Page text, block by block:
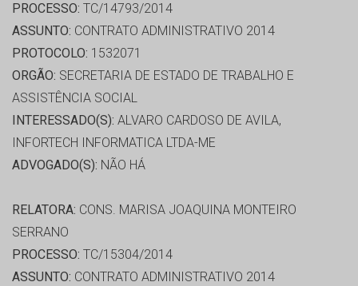
PROCESSO: TC/14793/2014
ASSUNTO: CONTRATO ADMINISTRATIVO 2014
PROTOCOLO: 1532071
ORGÃO: SECRETARIA DE ESTADO DE TRABALHO E
ASSISTÊNCIA SOCIAL
INTERESSADO(S): ALVARO CARDOSO DE AVILA,
INFORTECH INFORMATICA LTDA-ME
ADVOGADO(S): NÃO HÁ
RELATORA: CONS. MARISA JOAQUINA MONTEIRO
SERRANO
PROCESSO: TC/15304/2014
ASSUNTO: CONTRATO ADMINISTRATIVO 2014